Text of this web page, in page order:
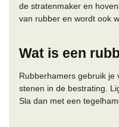
de stratenmaker en
van rubber en wordt ook
Wat is een
Rubberhamers gebruik je
stenen in de bestrating.
Sla dan met een